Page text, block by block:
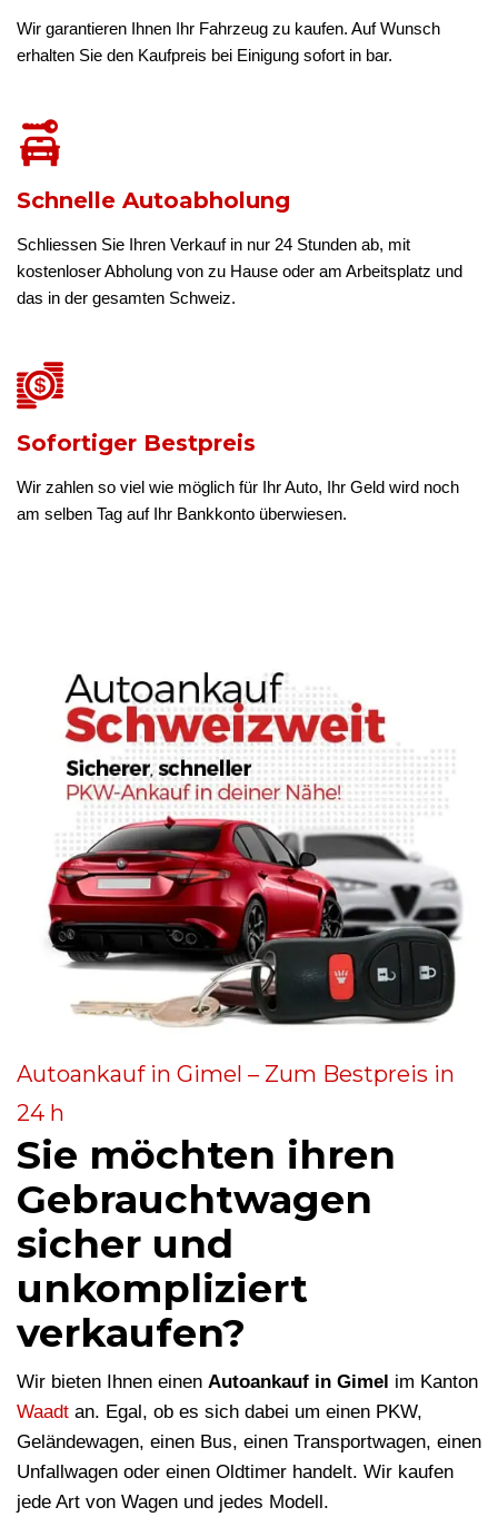
Wir garantieren Ihnen Ihr Fahrzeug zu kaufen. Auf Wunsch
erhalten Sie den Kaufpreis bei Einigung sofort in bar.
Schnelle Autoabholung
Schliessen Sie Ihren Verkauf in nur 24 Stunden ab, mit
kostenloser Abholung von zu Hause oder am Arbeitsplatz und
das in der gesamten Schweiz.
Sofortiger Bestpreis
Wir zahlen so viel wie möglich für Ihr Auto, Ihr Geld wird noch
am selben Tag auf Ihr Bankkonto überwiesen.
Autoankauf in Gimel – Zum Bestpreis in
24 h
Sie möchten ihren
Gebrauchtwagen
sicher und
unkompliziert
verkaufen?
Wir bieten Ihnen einen Autoankauf in Gimel im Kanton
Waadt an. Egal, ob es sich dabei um einen PKW,
Geländewagen, einen Bus, einen Transportwagen, einen
Unfallwagen oder einen Oldtimer handelt. Wir kaufen
jede Art von Wagen und jedes Modell.